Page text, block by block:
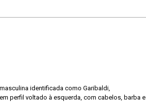
identificada como Garibaldi,
perfil voltado à esquerda, com cabelos, barba e